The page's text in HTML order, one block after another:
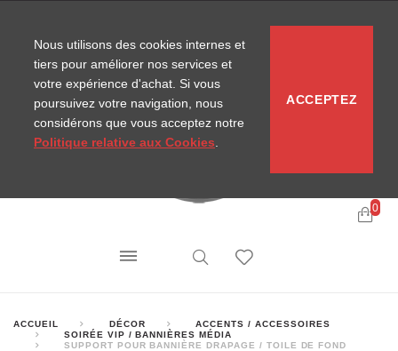
0
ACCUEIL DÉCOR
ACCENTS / ACCESSOIRES
SOIRÉE VIP / BANNIÈRES MÉDIA
SUPPORT POUR BANNIÈRE DRAPAGE / TOILE DE FOND
Nous utilisons des cookies internes et
tiers pour améliorer nos services et
votre expérience d'achat. Si vous
poursuivez votre navigation, nous
considérons que vous acceptez notre
Politique relative aux Cookies
ACCEPTEZ